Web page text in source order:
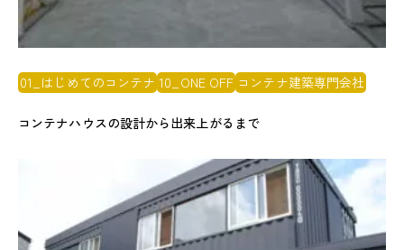
01_はじめてのコンテナ 10_ONE OFF コンテナ建築専門会社
コンテナハウスの設計から出来上がるまで